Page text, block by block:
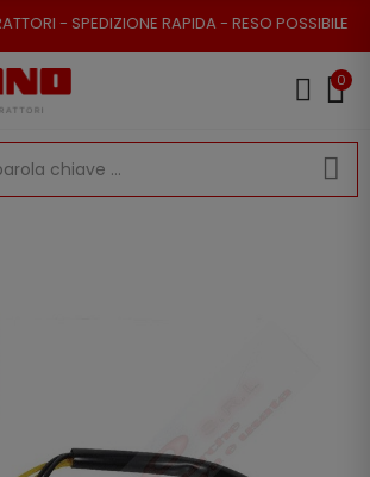
- SPEDIZIONE RAPIDA - RESO POSSIBILE
0